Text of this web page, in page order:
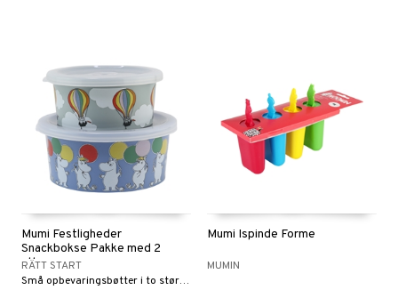
Mumi Festligheder
Snackbokse Pakke med 2
stk.
RÄTT START
Små opbevaringsbøtter i to størrelser.
Mumi Ispinde Forme
MUMIN